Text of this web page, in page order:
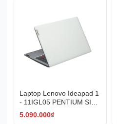
Laptop Lenovo Ideapad 1
- 11IGL05 PENTIUM SILV
ER (N5030,4GB_DDR4,S
SD 256GB,11.6"HD Win 1
5.090.000₫